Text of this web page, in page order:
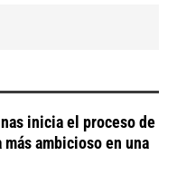
inicia el proceso de
ambicioso en una